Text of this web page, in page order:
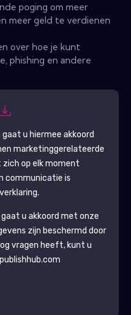
poging om meer
meer geld te verdienen
over hoe je kunt
phishing en andere
u hiermee akkoord
marketinggerelateerde
op elk moment
communicatie is
u akkoord met onze
zijn beschermd door
vragen heeft, kunt u